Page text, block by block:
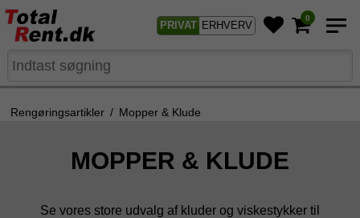
PRIVAT ERHVERV
0
Rengøringsartikler / Mopper & Klude
MOPPER & KLUDE
Se vores store udvalg af kluder og viskestykker til